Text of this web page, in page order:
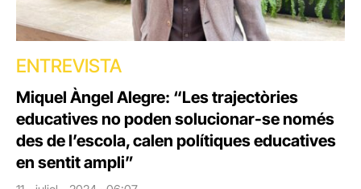
ENTREVISTA
Miquel Àngel Alegre: “Les trajectòries
educatives no poden solucionar-se només
des de l’escola, calen polítiques educatives
en sentit ampli”